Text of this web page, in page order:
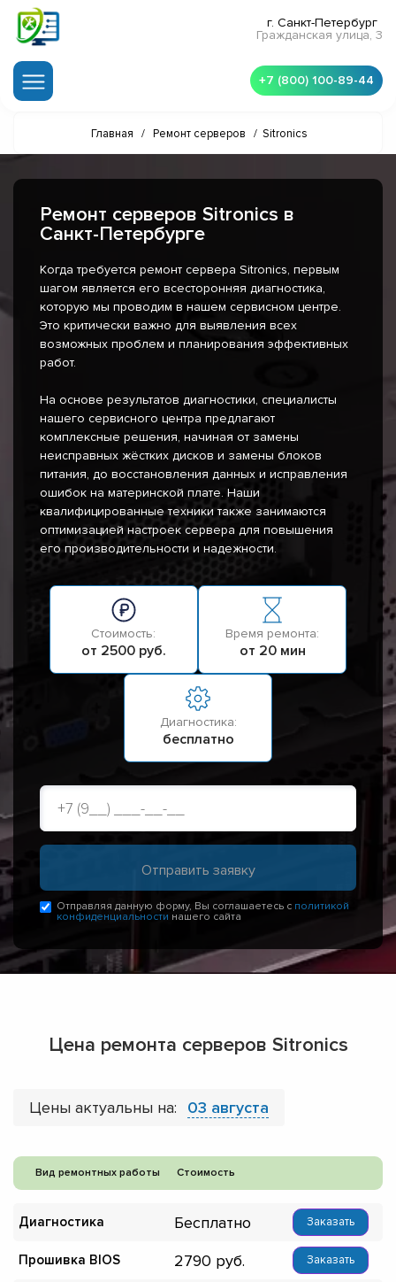
г. Санкт-Петербург
Гражданская улица, 3
+7 (800) 100-89-44
Главная / Ремонт серверов / Sitronics
Ремонт серверов Sitronics в
Санкт-Петербурге
Когда требуется ремонт сервера Sitronics, первым
шагом является его всесторонняя диагностика,
которую мы проводим в нашем сервисном центре.
Это критически важно для выявления всех
возможных проблем и планирования эффективных
работ.
На основе результатов диагностики, специалисты
нашего сервисного центра предлагают
комплексные решения, начиная от замены
неисправных жёстких дисков и замены блоков
питания, до восстановления данных и исправления
ошибок на материнской плате. Наши
квалифицированные техники также занимаются
оптимизацией настроек сервера для повышения
его производительности и надежности.
Стоимость:
от 2500 руб.
Время ремонта:
от 20 мин
Диагностика:
бесплатно
Отправляя данную форму, Вы соглашаетесь с политикой
конфиденциальности нашего сайта
Цена ремонта серверов Sitronics
Цены актуальны на: 03 августа
Вид ремонтных работы Стоимость
Диагностика Бесплатно Заказать
Прошивка BIOS 2790 Заказать